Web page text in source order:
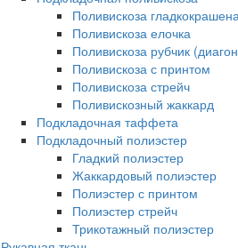
Поливискоза
Поливискоза елочка
Поливискоза рубчик
Поливискоза с принтом
Поливискоза стрейч
Поливискозный жаккард
Подкладочная таффета
Подкладочный полиэстер
Гладкий полиэстер
Жаккардовый полиэстер
Полиэстер с принтом
Полиэстер стрейч
Трикотажный полиэстер